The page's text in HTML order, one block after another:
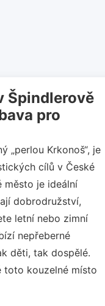
Špindlerově
pro
„perlou Krkonoš“, je
cílů v České
město je ideální
dobrodružství,
letní nebo zimní
nepřeberné
děti, tak dospělé.
toto kouzelné místo